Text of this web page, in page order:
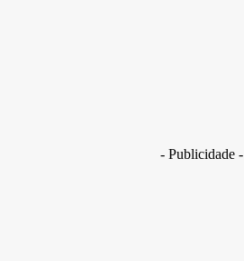
- Publicidade -